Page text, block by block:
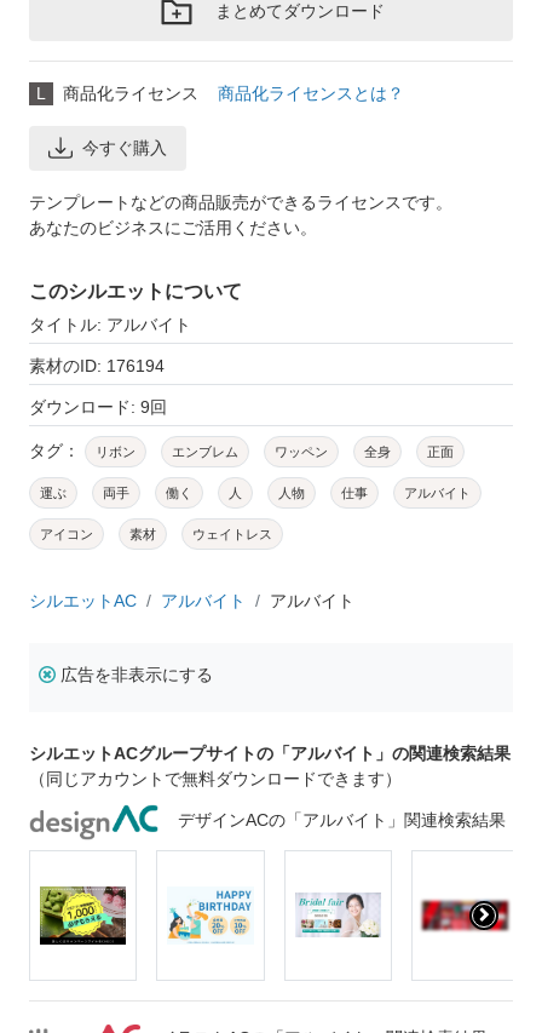
まとめてダウンロード
L 商品化ライセンス 商品化ライセンスとは？
今すぐ購入
テンプレートなどの商品販売ができるライセンスです。
あなたのビジネスにご活用ください。
このシルエットについて
タイトル: アルバイト
素材のID: 176194
ダウンロード: 9回
タグ： リボン エンブレム ワッペン 全身 正面
運ぶ 両手 働く 人 人物 仕事 アルバイト
アイコン 素材 ウェイトレス
シルエットAC アルバイト アルバイト
広告を非表示にする
シルエットACグループサイトの「アルバイト」の関連検索結果
（同じアカウントで無料ダウンロードできます）
デザインACの「アルバイト」関連検索結果